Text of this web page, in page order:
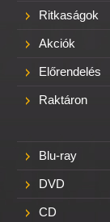
Ritkaságok
Akciók
Előrendelés
Raktáron
Blu-ray
DVD
CD